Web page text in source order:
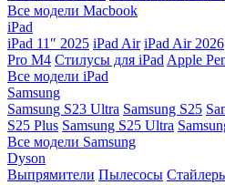
Все модели Macbook
iPad
iPad 11″ 2025 iPad Air iPad Air 2026
Pro M4 Стилусы для iPad Apple
Все модели iPad
Samsung
Samsung S23 Ultra Samsung S25
S25 Plus Samsung S25 Ultra
Все модели Samsung
Dyson
Выпрямители Пылесосы